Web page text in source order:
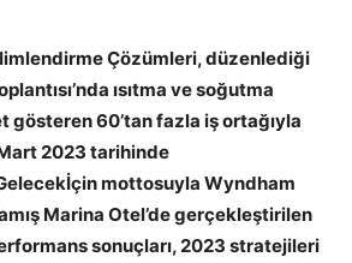
Çözümleri, düzenlediği
ısıtma ve soğutma
60’tan fazla iş ortağıyla
2023 tarihinde
mottosuyla Wyndham
Marina Otel’de gerçekleştirilen
sonuçları, 2023 stratejileri